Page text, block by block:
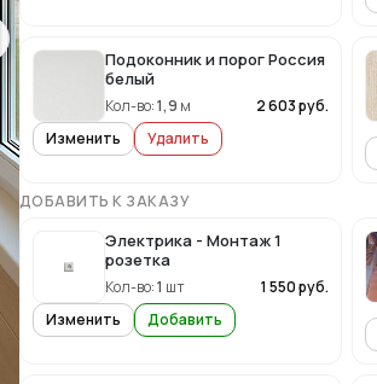
Подоконник и порог Россия
белый
Кол-во:1,9 м 2 603руб.
Изменить
Удалить
ДОБАВИТЬ К ЗАКАЗУ
Электрика - Монтаж 1
розетка
Кол-во:1 шт 1 550руб.
Изменить
Добавить